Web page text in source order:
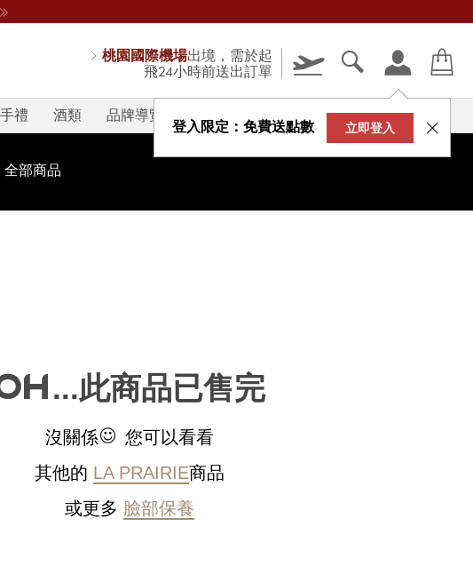
桃園國際機場出境，需於起
飛24小時前送出訂單
登入限定：免費送點數 立即登入
禮 酒類 品牌導覽 V-STORY
全部商品
...此商品已售完
沒關係
您可以看看
其他的 LA PRAIRIE商品
或更多 臉部保養